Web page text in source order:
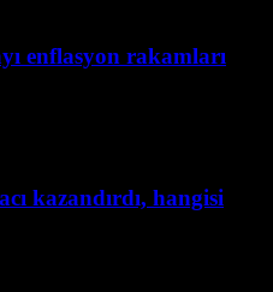
enflasyon rakamları
kazandırdı, hangisi